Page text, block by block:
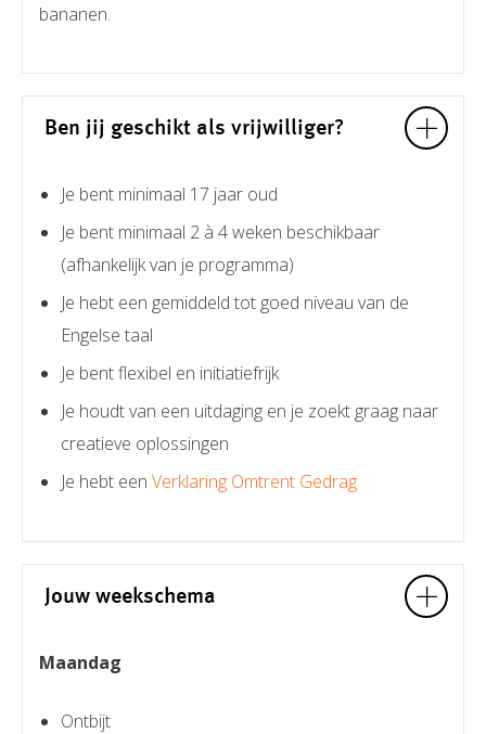
bananen.
Ben jij geschikt als vrijwilliger?
Je bent minimaal 17 jaar oud
Je bent minimaal 2 à 4 weken beschikbaar
(afhankelijk van je programma)
Je hebt een gemiddeld tot goed niveau van de
Engelse taal
Je bent flexibel en initiatiefrijk
Je houdt van een uitdaging en je zoekt graag naar
creatieve oplossingen
Je hebt een Verklaring Omtrent Gedrag
Jouw weekschema
Maandag
Ontbijt